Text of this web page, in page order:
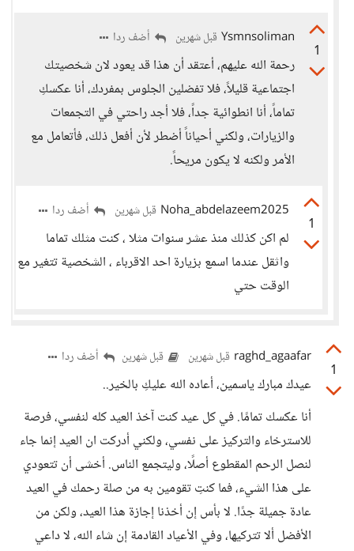
1
Ysmnsoliman قبل شهرين أضف ردا
رحمة الله عليهم، أعتقد أن هذا قد يعود لان شخصيتك
اجتماعية قليلاً، فلا تفضلين الجلوس بمفردك، أنا عكسكِ
تماماً، أنا انطوائية جداً، فلا أجد راحتي في التجمعات
والزيارات، ولكني أحياناً أضطر لأن أفعل ذلك، فأتعامل مع
الأمر ولكنه لا يكون مريحاً.
1
Noha_abdelazeem2025 قبل شهرين أضف ردا
لم اكن كذلك منذ عشر سنوات مثلا ، كنت مثلك تماما
واثقل عندما اسمع بزيارة احد الاقرباء ، الشخصية تتغير مع
الوقت حتي
1
raghd_agaafar قبل شهرين قبل شهرين أضف ردا
عيدك مبارك ياسمين، أعاده الله عليكِ بالخير..
أنا عكسك تمامًا. في كل عيد كنت آخذ العيد كله لنفسي، فرصة
للاسترخاء والتركيز على نفسي، ولكني أدركت ان العيد إنما جاء
لنصل الرحم المقطوع أصلًا، وليتجمع الناس. أخشى أن تتعودي
على هذا الشيء، فما كنتِ تقومين به من صلة رحمك في العيد
عادة جميلة جدًا. لا بأس إن أخذنا إجازة هذا العيد، ولكن من
الأفضل ألا تتركيها، وفي الأعياد القادمة إن شاء الله، لا داعي